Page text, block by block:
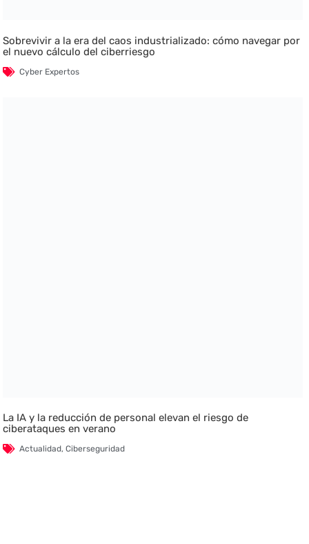
Sobrevivir a la era del caos industrializado: cómo navegar por
el nuevo cálculo del ciberriesgo
Cyber Expertos
La IA y la reducción de personal elevan el riesgo de
ciberataques en verano
Actualidad,Ciberseguridad